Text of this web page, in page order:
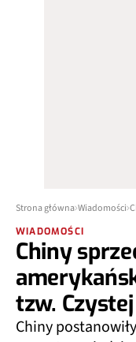
Strona główna Wiadomości
WIADOMOŚCI
Chiny
tzw.
Chiny